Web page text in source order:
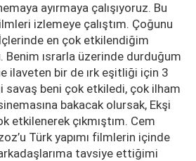
ayırmaya çalışıyoruz. Bu
izlemeye çalıştım. Çoğunu
en çok etkilendiğim
Benim ısrarla üzerinde durduğum
ilaveten bir de ırk eşitliği için 3
savaş beni çok etkiledi, çok ilham
bakacak olursak, Ekşi
etkilenerek çıkmıştım. Cem
Türk yapımı filmlerin içinde
tavsiye ettiğimi